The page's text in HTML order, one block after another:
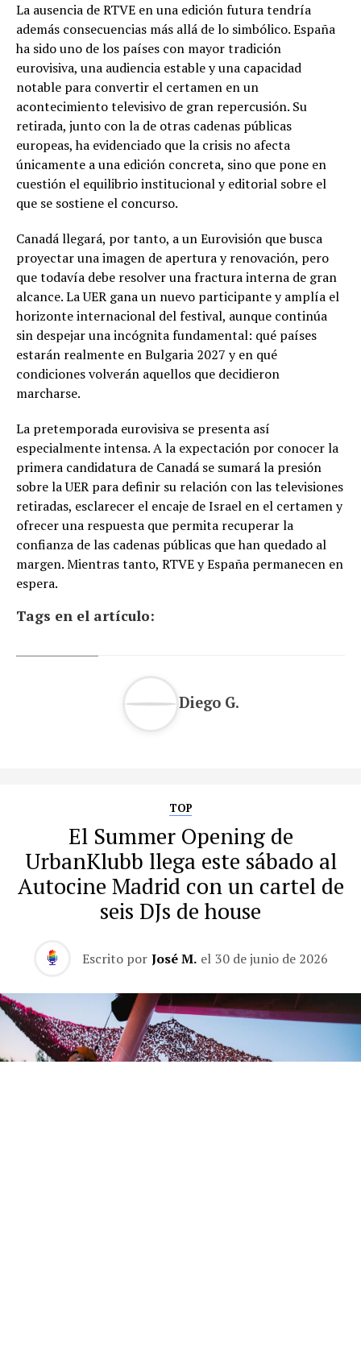
La ausencia de RTVE en una edición futura tendría
además consecuencias más allá de lo simbólico. España
ha sido uno de los países con mayor tradición
eurovisiva, una audiencia estable y una capacidad
notable para convertir el certamen en un
acontecimiento televisivo de gran repercusión. Su
retirada, junto con la de otras cadenas públicas
europeas, ha evidenciado que la crisis no afecta
únicamente a una edición concreta, sino que pone en
cuestión el equilibrio institucional y editorial sobre el
que se sostiene el concurso.
Canadá llegará, por tanto, a un Eurovisión que busca
proyectar una imagen de apertura y renovación, pero
que todavía debe resolver una fractura interna de gran
alcance. La UER gana un nuevo participante y amplía el
horizonte internacional del festival, aunque continúa
sin despejar una incógnita fundamental: qué países
estarán realmente en Bulgaria 2027 y en qué
condiciones volverán aquellos que decidieron
marcharse.
La pretemporada eurovisiva se presenta así
especialmente intensa. A la expectación por conocer la
primera candidatura de Canadá se sumará la presión
sobre la UER para definir su relación con las televisiones
retiradas, esclarecer el encaje de Israel en el certamen y
ofrecer una respuesta que permita recuperar la
confianza de las cadenas públicas que han quedado al
margen. Mientras tanto, RTVE y España permanecen en
espera.
Tags en el artículo:
Diego G.
TOP
El Summer Opening de
UrbanKlubb llega este sábado al
Autocine Madrid con un cartel de
seis DJs de house
Escrito por José M. el 30 de junio de 2026